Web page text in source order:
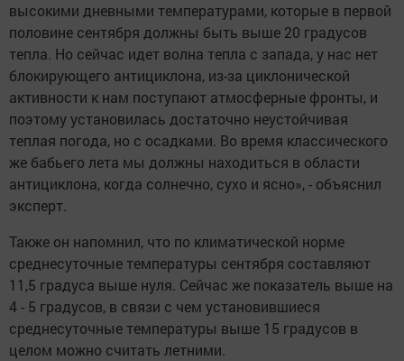
высокими дневными температурами, которые в первой
половине сентября должны быть выше 20 градусов
тепла. Но сейчас идет волна тепла с запада, у нас нет
блокирующего антициклона, из-за циклонической
активности к нам поступают атмосферные фронты, и
поэтому установилась достаточно неустойчивая
теплая погода, но с осадками. Во время классического
же бабьего лета мы должны находиться в области
антициклона, когда солнечно, сухо и ясно», - объяснил
эксперт.
Также он напомнил, что по климатической норме
среднесуточные температуры сентября составляют
11,5 градуса выше нуля. Сейчас же показатель выше на
4 - 5 градусов, в связи с чем установившиеся
среднесуточные температуры выше 15 градусов в
целом можно считать летними.